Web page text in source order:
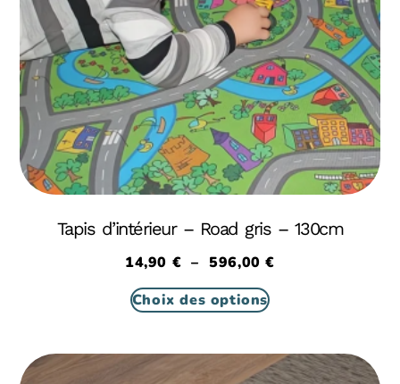
Tapis d’intérieur – Road gris – 130cm
14,90 € – 596,00€
Choix des options